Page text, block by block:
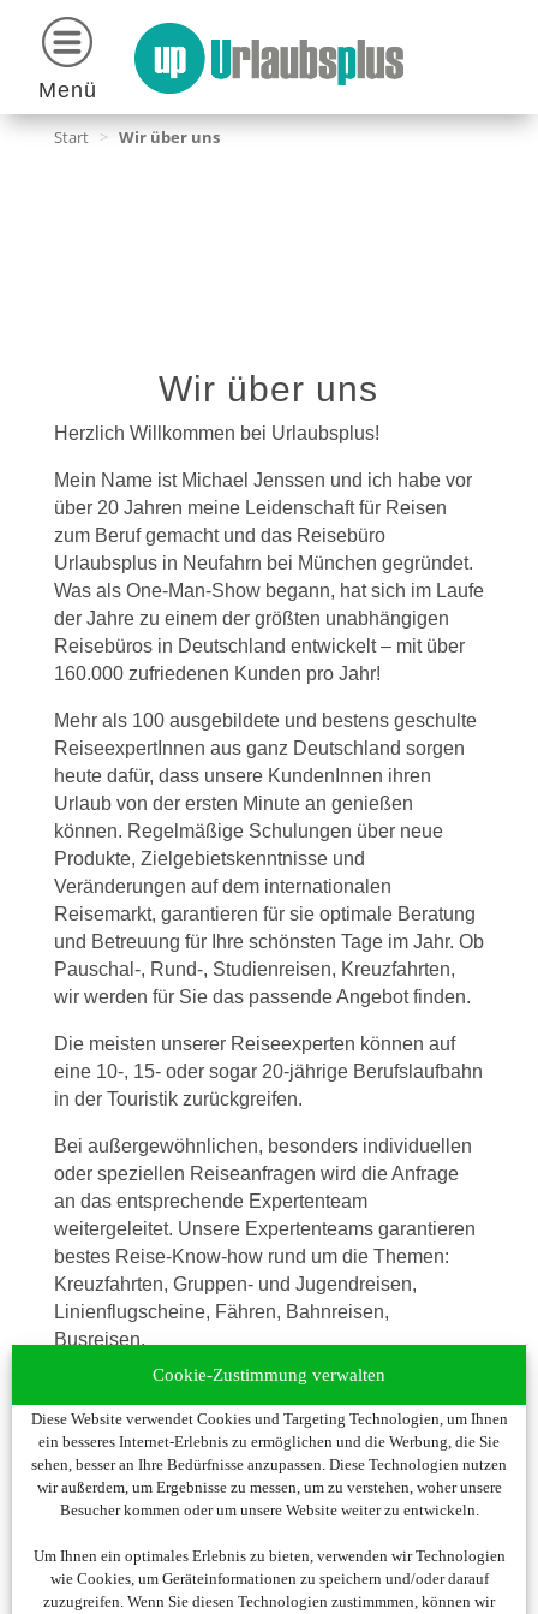
Cookie-Zustimmung verwalten
Diese Website verwendet Cookies und Targeting Technologien, um Ihnen
ein besseres Internet-Erlebnis zu ermöglichen und die Werbung, die Sie
sehen, besser an Ihre Bedürfnisse anzupassen. Diese Technologien nutzen
wir außerdem, um Ergebnisse zu messen, um zu verstehen, woher unsere
Besucher kommen oder um unsere Website weiter zu entwickeln.
Um Ihnen ein optimales Erlebnis zu bieten, verwenden wir Technologien
wie Cookies, um Geräteinformationen zu speichern und/oder darauf
zuzugreifen. Wenn Sie diesen Technologien zustimmmen, können wir
Menü
Start > Wir über uns
Wir über uns
Herzlich Willkommen bei Urlaubsplus!
Mein Name ist Michael Jenssen und ich habe vor
über 20 Jahren meine Leidenschaft für Reisen
zum Beruf gemacht und das Reisebüro
Urlaubsplus in Neufahrn bei München gegründet.
Was als One-Man-Show begann, hat sich im Laufe
der Jahre zu einem der größten unabhängigen
Reisebüros in Deutschland entwickelt – mit über
160.000 zufriedenen Kunden pro Jahr!
Mehr als 100 ausgebildete und bestens geschulte
ReiseexpertInnen aus ganz Deutschland sorgen
heute dafür, dass unsere KundenInnen ihren
Urlaub von der ersten Minute an genießen
können. Regelmäßige Schulungen über neue
Produkte, Zielgebietskenntnisse und
Veränderungen auf dem internationalen
Reisemarkt, garantieren für sie optimale Beratung
und Betreuung für Ihre schönsten Tage im Jahr. Ob
Pauschal-, Rund-, Studienreisen, Kreuzfahrten,
wir werden für Sie das passende Angebot finden.
Die meisten unserer Reiseexperten können auf
eine 10-, 15- oder sogar 20-jährige Berufslaufbahn
in der Touristik zurückgreifen.
Bei außergewöhnlichen, besonders individuellen
oder speziellen Reiseanfragen wird die Anfrage
an das entsprechende Expertenteam
weitergeleitet. Unsere Expertenteams garantieren
bestes Reise-Know-how rund um die Themen:
Kreuzfahrten, Gruppen- und Jugendreisen,
Linienflugscheine, Fähren, Bahnreisen,
Busreisen.
Meine Vision war von Anfang an, mit vielfältigen
Produkten und hervorragendem Service unseren
KundInnen einen echten Nutzen und Mehrwert zu
bieten. Seit über 15 Jahren wissen auch unsere
KundInnen unseren Service sehr zu schätzen und
Ich danke Ihnen im Namen meiner
MitarbeiterInnen für Ihre Treue und Ihr Vertrauen